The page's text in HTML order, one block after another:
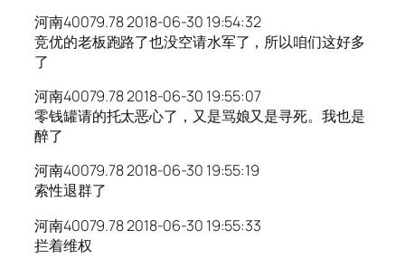
河南40079.78 2018-06-30 19:54:32
竞优的老板跑路了也没空请水军了，所以咱们这好多
了
河南40079.78 2018-06-30 19:55:07
零钱罐请的托太恶心了，又是骂娘又是寻死。我也是
醉了
河南40079.78 2018-06-30 19:55:19
索性退群了
河南40079.78 2018-06-30 19:55:33
拦着维权